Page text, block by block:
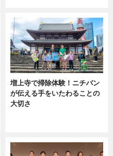
増上寺で掃除体験！ニチバン
が伝える手をいたわることの
大切さ